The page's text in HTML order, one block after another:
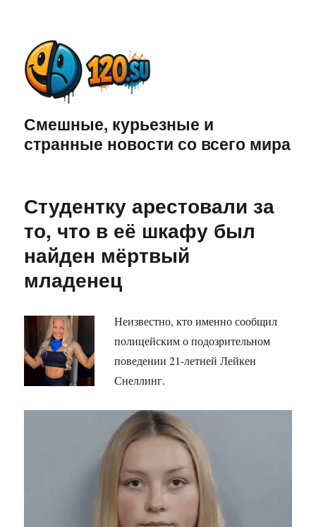
Смешные, курьезные и
странные новости со всего мира
Студентку арестовали за
то, что в её шкафу был
найден мёртвый
младенец
Неизвестно, кто именно сообщил
полицейским о подозрительном
поведении 21-летней Лейкен
Снеллинг.